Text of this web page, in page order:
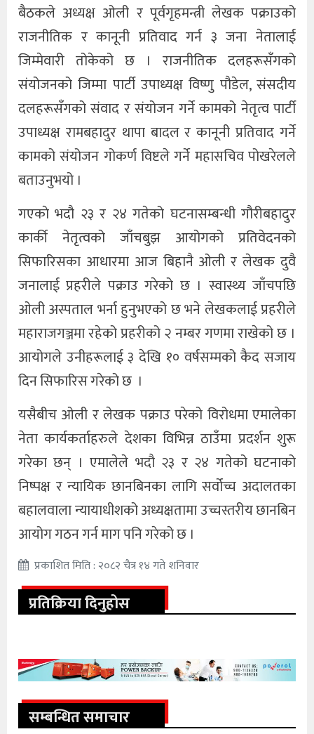
बैठकले अध्यक्ष ओली र पूर्वगृहमन्त्री लेखक पक्राउको
राजनीतिक र कानूनी प्रतिवाद गर्न ३ जना नेतालाई
जिम्मेवारी तोकेको छ । राजनीतिक दलहरूसँगको
संयोजनको जिम्मा पार्टी उपाध्यक्ष विष्णु पौडेल, संसदीय
दलहरूसँगको संवाद र संयोजन गर्ने कामको नेतृत्व पार्टी
उपाध्यक्ष रामबहादुर थापा बादल र कानूनी प्रतिवाद गर्ने
कामको संयोजन गोकर्ण विष्टले गर्ने महासचिव पोखरेलले
बताउनुभयो ।
गएकाे भदौ २३ र २४ गतेको घटनासम्बन्धी गौरीबहादुर
कार्की नेतृत्वको जाँचबुझ आयोगको प्रतिवेदनको
सिफारिसका आधारमा आज बिहानै ओली र लेखक दुवै
जनालाई प्रहरीले पक्राउ गरेको छ । स्वास्थ्य जाँचपछि
ओली अस्पताल भर्ना हुनुभएको छ भने लेखकलाई प्रहरीले
महाराजगञ्जमा रहेको प्रहरीको २ नम्बर गणमा राखेको छ ।
आयोगले उनीहरूलाई ३ देखि १० वर्षसम्मको कैद सजाय
दिन सिफारिस गरेको छ ।
यसैबीच ओली र लेखक पक्राउ परेको विरोधमा एमालेका
नेता कार्यकर्ताहरुले देशका विभिन्न ठाउँमा प्रदर्शन शुरू
गरेका छन् । एमालेले भदौ २३ र २४ गतेको घटनाको
निष्पक्ष र न्यायिक छानबिनका लागि सर्वोच्च अदालतका
बहालवाला न्यायाधीशको अध्यक्षतामा उच्चस्तरीय छानबिन
आयोग गठन गर्न माग पनि गरेको छ ।
प्रकाशित मिति : २०८२ चैत्र १४ गते शनिवार
प्रतिक्रिया दिनुहोस
सम्बन्धित समाचार